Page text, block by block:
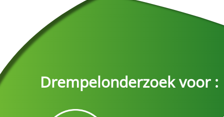
Drempelonderzoek voor :